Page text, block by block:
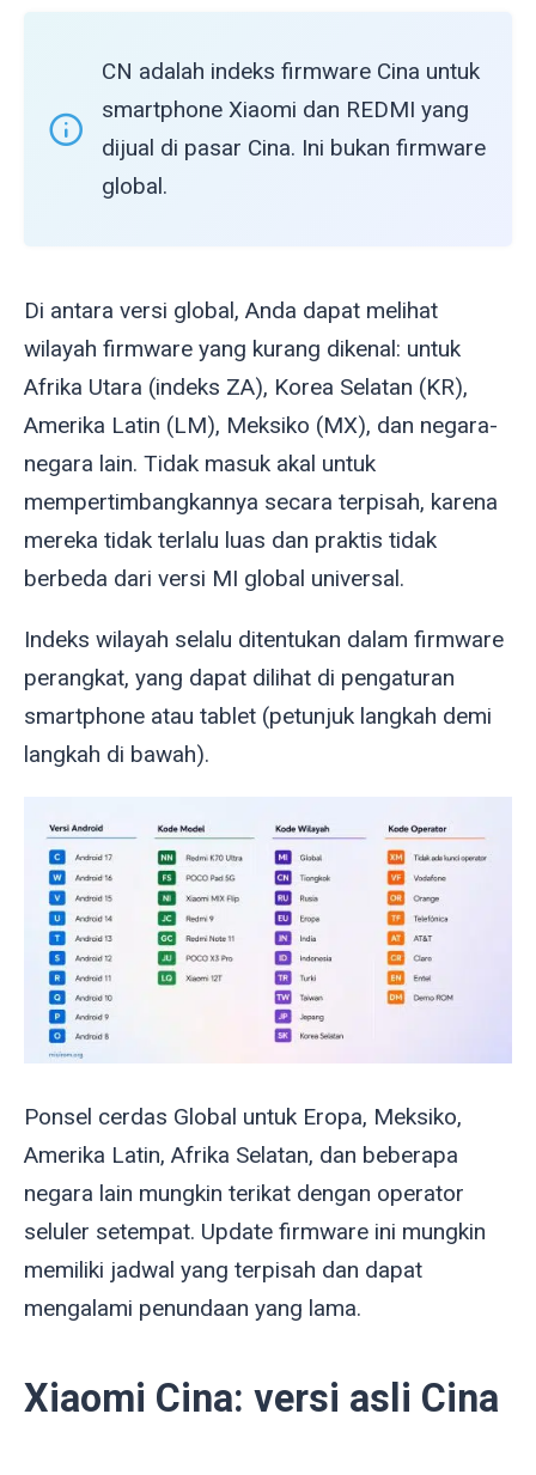
CN adalah indeks firmware Cina untuk
smartphone Xiaomi dan REDMI yang
dijual di pasar Cina. Ini bukan firmware
global.
Di antara versi global, Anda dapat melihat
wilayah firmware yang kurang dikenal: untuk
Afrika Utara (indeks ZA), Korea Selatan (KR),
Amerika Latin (LM), Meksiko (MX), dan negara-
negara lain. Tidak masuk akal untuk
mempertimbangkannya secara terpisah, karena
mereka tidak terlalu luas dan praktis tidak
berbeda dari versi MI global universal.
Indeks wilayah selalu ditentukan dalam firmware
perangkat, yang dapat dilihat di pengaturan
smartphone atau tablet (petunjuk langkah demi
langkah di bawah).
Ponsel cerdas Global untuk Eropa, Meksiko,
Amerika Latin, Afrika Selatan, dan beberapa
negara lain mungkin terikat dengan operator
seluler setempat. Update firmware ini mungkin
memiliki jadwal yang terpisah dan dapat
mengalami penundaan yang lama.
Xiaomi Cina: versi asli Cina